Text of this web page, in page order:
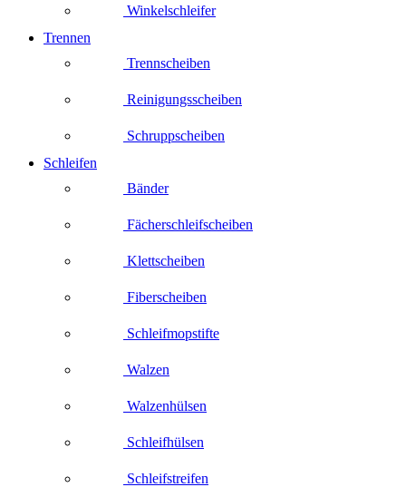
Winkelschleifer
Trennen
Trennscheiben
Reinigungsscheiben
Schruppscheiben
Schleifen
Bänder
Fächerschleifscheiben
Klettscheiben
Fiberscheiben
Schleifmopstifte
Walzen
Walzenhülsen
Schleifhülsen
Schleifstreifen